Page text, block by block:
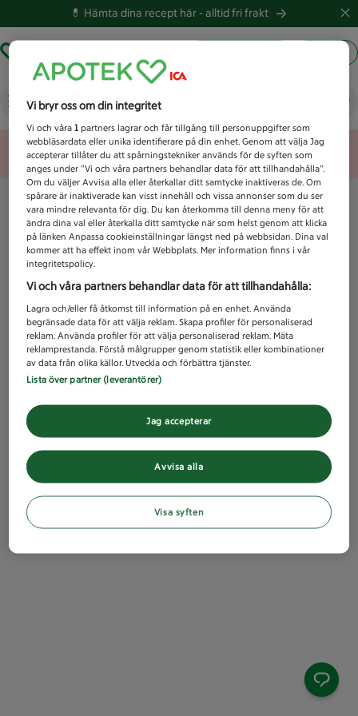
💊 Hämta dina recept här -alltid fri frakt
Vad letar du efter idag?
Unknown error
Vi bryr oss om din integritet
Vi och våra1 partners lagrar och får tillgång till personuppgifter som
webbläsardata eller unika identifierare på din enhet. Genom att välja Jag
accepterar tillåter du att spårningstekniker används för de syften som
anges under ”Vi och våra partners behandlar data för att tillhandahålla”.
Om du väljer Avvisa alla eller återkallar ditt samtycke inaktiveras de. Om
spårare är inaktiverade kan visst innehåll och vissa annonser som du ser
vara mindre relevanta för dig. Du kan återkomma till denna meny för att
ändra dina val eller återkalla ditt samtycke när som helst genom att klicka
på länken Anpassa cookieinställningar längst ned på webbsidan. Dina val
kommer att ha effekt inom vår Webbplats. Mer information finns i vår
integritetspolicy.
Vi och våra partners behandlar data för att tillhandahålla:
Lagra och/eller få åtkomst till information på en enhet. Använda
begränsade data för att välja reklam. Skapa profiler för personaliserad
reklam. Använda profiler för att välja personaliserad reklam. Mäta
reklamprestanda. Förstå målgrupper genom statistik eller kombinationer
av data från olika källor. Utveckla och förbättra tjänster.
Lista över partner (leverantörer)
Avvisa alla
Jag accepterar
Visa syften